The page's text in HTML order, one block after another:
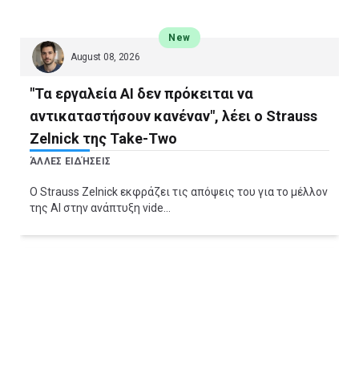
August 08, 2026
New
"Τα εργαλεία ΑΙ δεν πρόκειται να
αντικαταστήσουν κανέναν", λέει ο Strauss
Zelnick της Take-Two
ΆΛΛΕΣ ΕΙΔΉΣΕΙΣ
Ο Strauss Zelnick εκφράζει τις απόψεις του για το μέλλον
της AI στην ανάπτυξη vide...